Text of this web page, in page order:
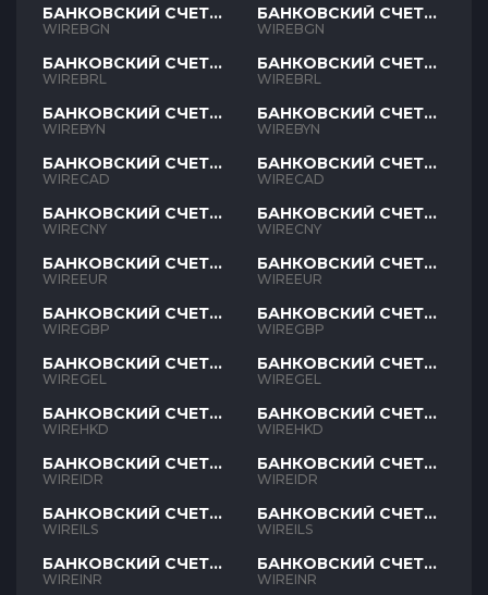
БАНКОВСКИЙ СЧЕТ
BGN
WIREBGN
БАНКОВСКИЙ СЧЕТ
BRL
WIREBRL
БАНКОВСКИЙ СЧЕТ
BYN
WIREBYN
БАНКОВСКИЙ СЧЕТ
CAD
WIRECAD
БАНКОВСКИЙ СЧЕТ
CNY
WIRECNY
БАНКОВСКИЙ СЧЕТ
EUR
WIREEUR
БАНКОВСКИЙ СЧЕТ
GBP
WIREGBP
БАНКОВСКИЙ СЧЕТ
GEL
WIREGEL
БАНКОВСКИЙ СЧЕТ
HKD
WIREHKD
БАНКОВСКИЙ СЧЕТ
IDR
WIREIDR
БАНКОВСКИЙ СЧЕТ
ILS
WIREILS
БАНКОВСКИЙ СЧЕТ
INR
WIREINR
БАНКОВСКИЙ СЧЕТ
BGN
WIREBGN
БАНКОВСКИЙ СЧЕТ
BRL
WIREBRL
БАНКОВСКИЙ СЧЕТ
BYN
WIREBYN
БАНКОВСКИЙ СЧЕТ
CAD
WIRECAD
БАНКОВСКИЙ СЧЕТ
CNY
WIRECNY
БАНКОВСКИЙ СЧЕТ
EUR
WIREEUR
БАНКОВСКИЙ СЧЕТ
GBP
WIREGBP
БАНКОВСКИЙ СЧЕТ
GEL
WIREGEL
БАНКОВСКИЙ СЧЕТ
HKD
WIREHKD
БАНКОВСКИЙ СЧЕТ
IDR
WIREIDR
БАНКОВСКИЙ СЧЕТ
ILS
WIREILS
БАНКОВСКИЙ СЧЕТ
INR
WIREINR